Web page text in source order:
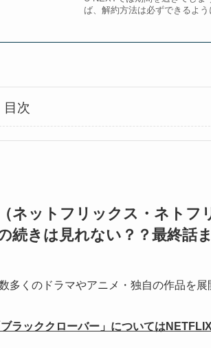
ば、解約方法は必ずできるよ
目次
ネットフリックス・ネト
続きは見れない？？最終話
多くのドラマやアニメ・独自の作品を
ラッククローバー」については